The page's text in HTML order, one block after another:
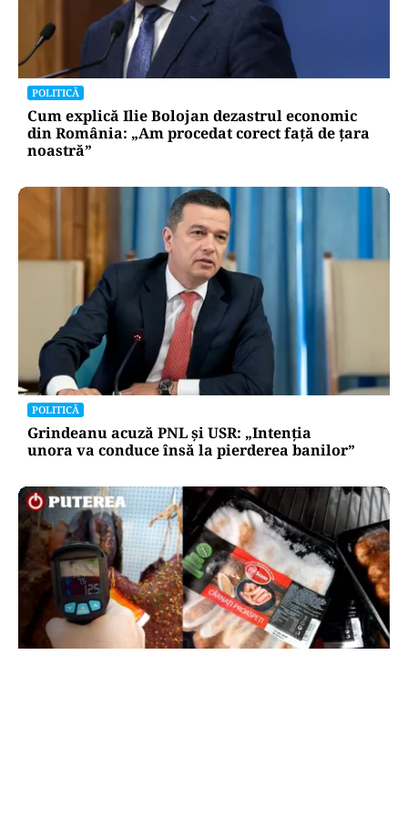
POLITICĂ
Cum explică Ilie Bolojan dezastrul economic
din România: „Am procedat corect față de țara
noastră”
POLITICĂ
Grindeanu acuză PNL și USR: „Intenția
unora va conduce însă la pierderea banilor”